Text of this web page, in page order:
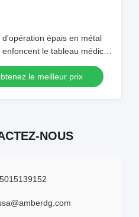
d'opération épais en métal
le tableau médical
de fonctionnement
le meilleur prix
NOUS